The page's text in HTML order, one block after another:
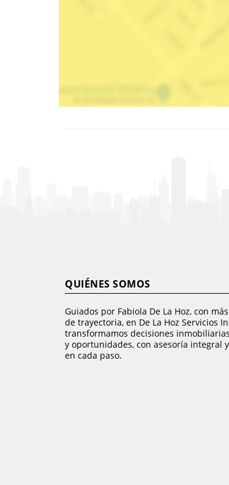
QUIÉNES SOMOS
Guiados por Fabiola De La Hoz, con
de trayectoria, en De La Hoz Servicios
transformamos decisiones
y oportunidades, con asesoría integral
en cada paso.